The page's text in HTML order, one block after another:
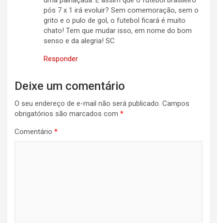
pós 7 x 1 irá evoluir? Sem comemoração, sem o
grito e o pulo de gol, o futebol ficará é muito
chato! Tem que mudar isso, em nome do bom
senso e da alegria! SC
Responder
Deixe um comentário
O seu endereço de e-mail não será publicado. Campos
obrigatórios são marcados com *
Comentário *